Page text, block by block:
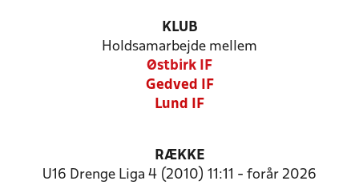
KLUB
Holdsamarbejde mellem
Østbirk IF
Gedved IF
Lund IF
RÆKKE
U16 Drenge Liga 4 (2010) 11:11 - forår 2026